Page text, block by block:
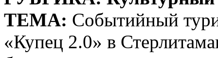
ТЕМА: Событийный
«Купец 2.0» в